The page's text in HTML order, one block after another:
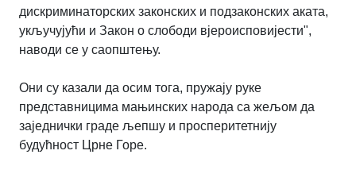
дискриминаторских законских и подзаконских аката,
укључујући и Закон о слободи вјероисповијести",
наводи се у саопштењу.
Они су казали да осим тога, пружају руке
представницима мањинских народа са жељом да
заједнички граде љепшу и просперитетнију
будућност Црне Горе.